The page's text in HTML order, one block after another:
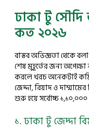
ঢাকা টু
কত ২০২৬
বাস্তব অভিজ্ঞতা থেকে
শেষ মুহূর্তের জন্য
করলে খরচ অনেকটাই
জেদ্দা, রিয়াদ ও
শুরু হয়ে সর্বোচ্চ ১,১০,০০০
১. ঢাকা টু জেদ্দা